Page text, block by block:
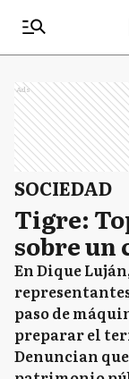
Ads
SOCIEDAD
Tigre:
sobre un
En Dique
paso de
preparar el
Denuncian